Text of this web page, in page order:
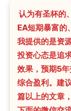
认为有圣杯的
EA短期暴富的
我提供的是资
投资心态是追
效果，预期5
综合盈利。建
篇以上的文章